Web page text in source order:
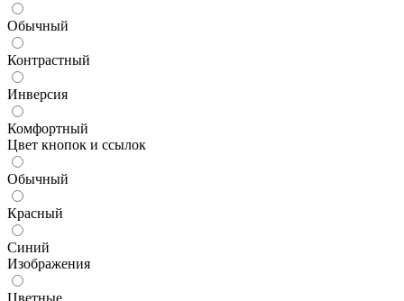
Обычный
Контрастный
Инверсия
Комфортный
Цвет кнопок и ссылок
Обычный
Красный
Синий
Изображения
Цветные